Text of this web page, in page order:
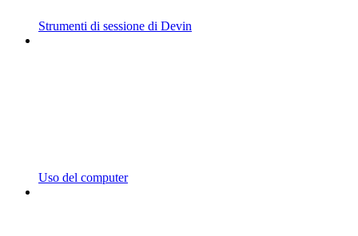
Strumenti di sessione di Devin
Uso del computer